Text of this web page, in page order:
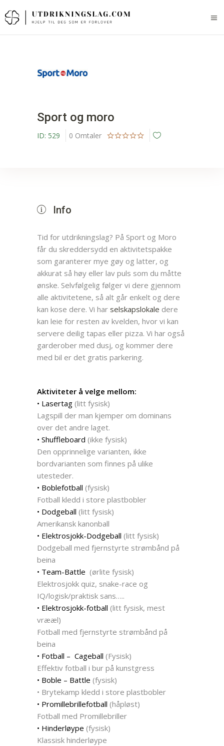
Sport og moro
ID: 529 0 Omtaler
Info
Tid for utdrikningslag? På Sport og Moro
får du skreddersydd en aktivitetspakke
som garanterer mye gøy og latter, og
akkurat så høy eller lav puls som du måtte
ønske. Selvfølgelig følger vi dere gjennom
alle aktivitetene, så alt går enkelt og dere
kan kose dere. Vi har selskapslokale dere
kan leie for resten av kvelden, hvor vi kan
servere deilig tapas eller pizza. Vi har også
garderober med dusj, og kommer dere
med bil er det gratis parkering.
Aktiviteter å velge mellom:
• Lasertag (litt fysisk)
Lagspill der man kjemper om dominans
over det andre laget.
• Shuffleboard (ikke fysisk)
Den opprinnelige varianten, ikke
bordvarianten som finnes på ulike
utesteder.
• Boblefotball (fysisk)
Fotball kledd i store plastbobler
• Dodgeball (litt fysisk)
Amerikansk kanonball
• Elektrosjokk-Dodgeball (litt fysisk)
Dodgeball med fjernstyrte strømbånd på
beina
• Team-Battle (ørlite fysisk)
Elektrosjokk quiz, snake-race og
IQ/logisk/praktisk sans…..
• Elektrosjokk-fotball (litt fysisk, mest
vrææl)
Fotball med fjernstyrte strømbånd på
beina
• Fotball – Cageball (Fysisk)
Effektiv fotball i bur på kunstgress
• Boble – Battle (fysisk)
• Brytekamp kledd i store plastbobler
• Promillebrillefotball (håpløst)
Fotball med Promillebriller
• Hinderløype (fysisk)
Klassisk hinderløype